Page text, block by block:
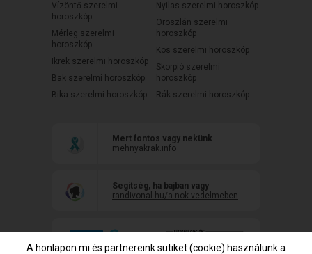
Vízöntő szerelmi
horoszkóp
Mérleg szerelmi
horoszkóp
Ikrek szerelmi horoszkóp
Bak szerelmi horoszkóp
Bika szerelmi horoszkóp
Nyilas szerelmi horoszkóp
Oroszlán szerelmi
horoszkóp
Kos szerelmi horoszkóp
Skorpió szerelmi
horoszkóp
Rák szerelmi horoszkóp
Mert fontos vagy nekünk
mehnyakrak.info
Segítség, ha bajban vagy
randivonal.hu/a-nok-vedelmeben
A honlapon mi és partnereink sütiket (cookie) használunk a